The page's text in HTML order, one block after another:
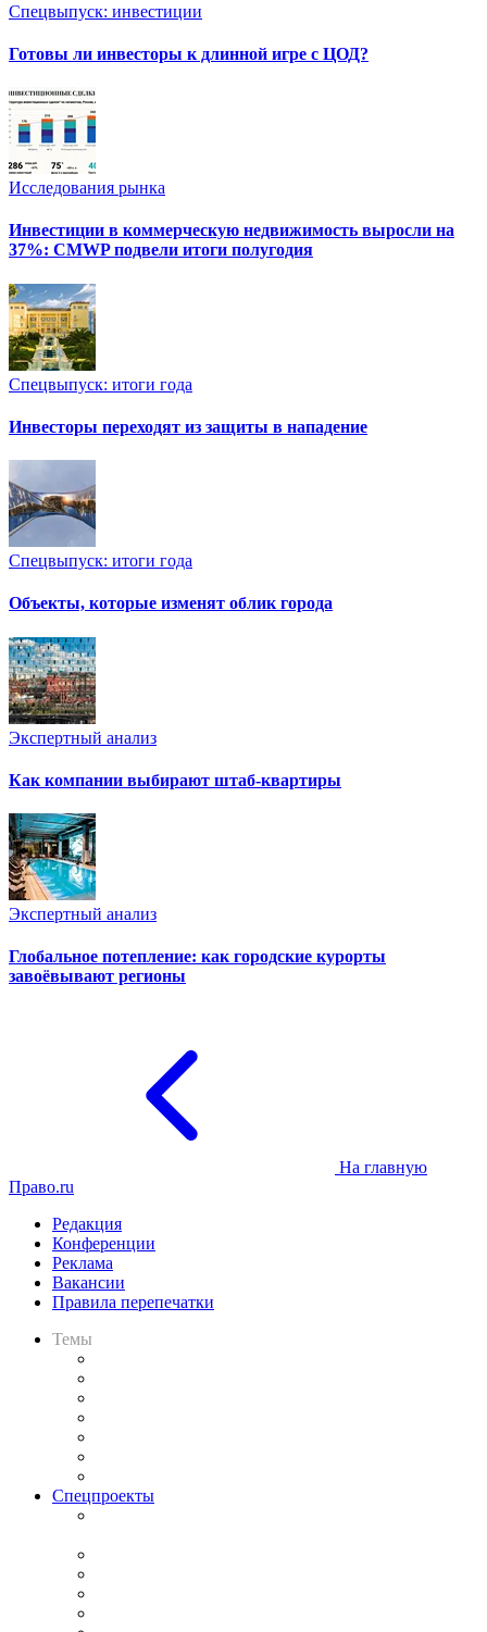
Спецвыпуск: инвестиции
Готовы ли инвесторы к длинной игре с ЦОД?
Исследования рынка
Инвестиции в коммерческую недвижимость выросли на
37%: CMWP подвели итоги полугодия
Спецвыпуск: итоги года
Инвесторы переходят из защиты в нападение
Спецвыпуск: итоги года
Объекты, которые изменят облик города
Экспертный анализ
Как компании выбирают штаб-квартиры
Экспертный анализ
Глобальное потепление: как городские курорты
завоёвывают регионы
На главную
Право.ru
Редакция
Конференции
Реклама
Вакансии
Правила перепечатки
Темы
Спецпроекты